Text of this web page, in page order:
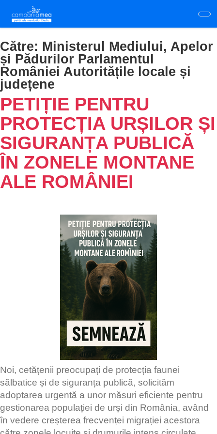
main
content
Către: Ministerul Mediului, Apelor
și Pădurilor Parlamentul
României Autoritățile locale și
județene
PETIȚIE PENTRU
PROTECȚIA URȘILOR ȘI
SIGURANȚA PUBLICĂ
ÎN ZONELE MONTANE
ALE ROMÂNIEI
Noi, cetățenii preocupați de protecția faunei
sălbatice și de siguranța publică, solicităm
adoptarea urgentă a unor măsuri eficiente pentru
gestionarea populației de urși din România, având
în vedere creșterea frecvenței migrației acestora